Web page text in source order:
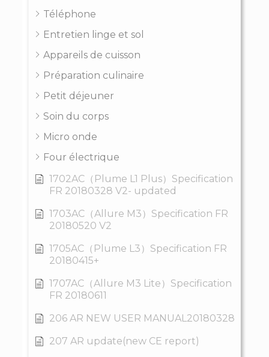
Téléphone
Entretien linge et sol
Appareils de cuisson
Préparation culinaire
Petit déjeuner
Soin du corps
Micro onde
Four électrique
1702AC（Plume L1 Plus）Specification
FR 20180328 V2- updated
1703AC（Allure M3）Specification FR
20180520 V2
1705AC（Plume L3）Specification FR
20180415+
1707AC（Allure M3 Lite）Specification
FR 20180611
206 AR NEW USER MANUAL20180328
207 AR update(new CE report)